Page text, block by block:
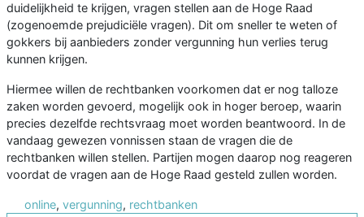
duidelijkheid te krijgen, vragen stellen aan de Hoge Raad
(zogenoemde prejudiciële vragen). Dit om sneller te weten of
gokkers bij aanbieders zonder vergunning hun verlies terug
kunnen krijgen.
Hiermee willen de rechtbanken voorkomen dat er nog talloze
zaken worden gevoerd, mogelijk ook in hoger beroep, waarin
precies dezelfde rechtsvraag moet worden beantwoord. In de
vandaag gewezen vonnissen staan de vragen die de
rechtbanken willen stellen. Partijen mogen daarop nog reageren
voordat de vragen aan de Hoge Raad gesteld zullen worden.
online, vergunning, rechtbanken